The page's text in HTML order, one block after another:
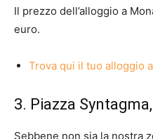
Il prezzo dell’alloggio a
euro.
Trova qui il tuo alloggio
3. Piazza
Sebbene non sia la nostra